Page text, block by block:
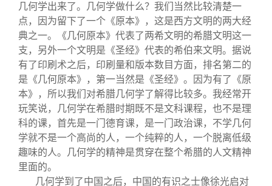
几何学出来了。几何学做什么？我们当然比较清楚一
点，因为留下了一个《原本》，这是西方文明的两大经
典之一。《几何原本》代表了两希文明的希腊文明这一
支，另外一个文明是《圣经》代表的希伯来文明。据说
有了印刷术之后，印刷量和版本数目方面，排名第二的
是《几何原本》，第一当然是《圣经》。因为有了《原
本》，所以我们对希腊几何学了解得比较多。我经常开
玩笑说，几何学在希腊时期既不是文科课程，也不是理
科的课，首先是一门德育课，是一门政治课，不学几何
学就不是一个高尚的人，一个纯粹的人，一个脱离低级
趣味的人。几何学的精神是贯穿在整个希腊的人文精神
里面的。
几何学到了中国之后，中国的有识之士像徐光启对